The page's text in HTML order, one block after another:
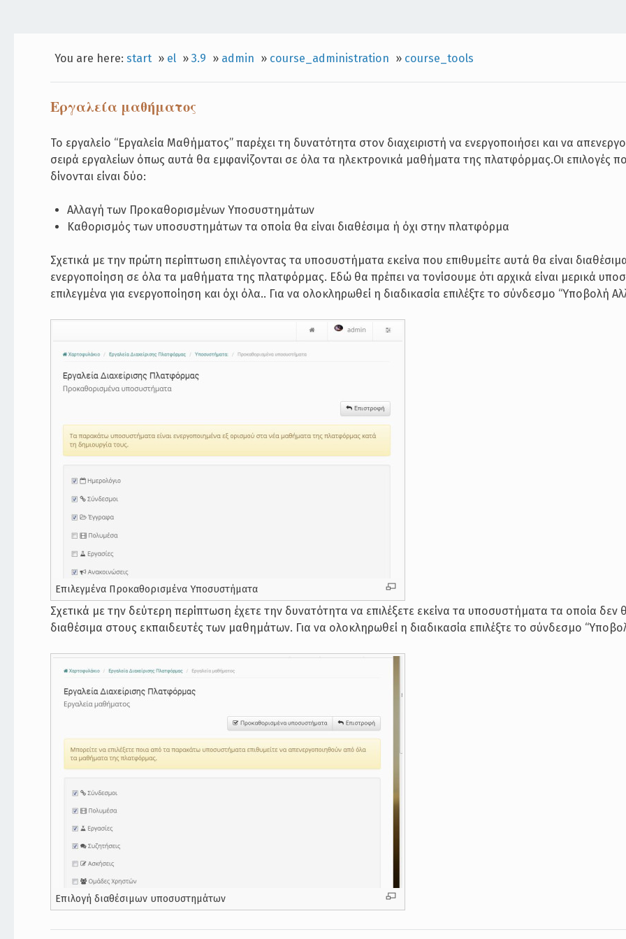
You are here: start » el » 3.9 » admin » course_administration » course_tools
Εργαλεία μαθήματος
Το εργαλείο “Εργαλεία Μαθήματος” παρέχει τη δυνατότητα στον διαχειριστή να ενεργοποιήσει και να
σειρά εργαλείων όπως αυτά θα εμφανίζονται σε όλα τα ηλεκτρονικά μαθήματα της πλατφόρμας.Οι επιλογές
δίνονται είναι δύο:
Αλλαγή των Προκαθορισμένων Υποσυστημάτων
Καθορισμός των υποσυστημάτων τα οποία θα είναι διαθέσιμα ή όχι στην πλατφόρμα
Σχετικά με την πρώτη περίπτωση επιλέγοντας τα υποσυστήματα εκείνα που επιθυμείτε αυτά θα είναι
ενεργοποίηση σε όλα τα μαθήματα της πλατφόρμας. Εδώ θα πρέπει να τονίσουμε ότι αρχικά είναι μερικά
επιλεγμένα για ενεργοποίηση και όχι όλα.. Για να ολοκληρωθεί η διαδικασία επιλέξτε το σύνδεσμο “Υποβολή
Επιλεγμένα Προκαθορισμένα Υποσυστήματα
Σχετικά με την δεύτερη περίπτωση έχετε την δυνατότητα να επιλέξετε εκείνα τα υποσυστήματα τα οποία δεν
διαθέσιμα στους εκπαιδευτές των μαθημάτων. Για να ολοκληρωθεί η διαδικασία επιλέξτε το σύνδεσμο
Επιλογή διαθέσιμων υποσυστημάτων